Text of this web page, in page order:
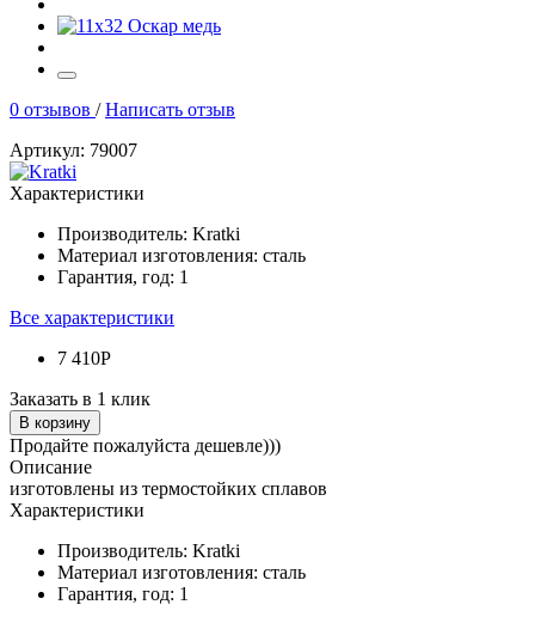
0 отзывов /Написать отзыв
Артикул: 79007
Характеристики
Производитель: Kratki
Материал изготовления: сталь
Гарантия, год: 1
Все характеристики
7 410Р
Заказать в 1 клик
В корзину
Продайте пожалуйста дешевле)))
Описание
изготовлены из термостойких сплавов
Характеристики
Производитель: Kratki
Материал изготовления: сталь
Гарантия, год: 1